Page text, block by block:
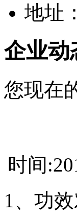
地址
企业动
您现在
时间
1、功